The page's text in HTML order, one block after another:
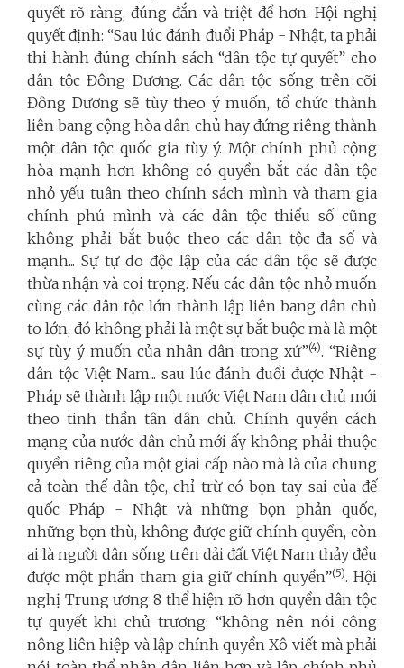
quyết rõ ràng, đúng đắn và triệt để hơn. Hội nghị
quyết định: “Sau lúc đánh đuổi Pháp - Nhật, ta phải
thi hành đúng chính sách “dân tộc tự quyết” cho
dân tộc Đông Dương. Các dân tộc sống trên cõi
Đông Dương sẽ tùy theo ý muốn, tổ chức thành
liên bang cộng hòa dân chủ hay đứng riêng thành
một dân tộc quốc gia tùy ý. Một chính phủ cộng
hòa mạnh hơn không có quyền bắt các dân tộc
nhỏ yếu tuân theo chính sách mình và tham gia
chính phủ mình và các dân tộc thiểu số cũng
không phải bắt buộc theo các dân tộc đa số và
mạnh... Sự tự do độc lập của các dân tộc sẽ được
thừa nhận và coi trọng. Nếu các dân tộc nhỏ muốn
cùng các dân tộc lớn thành lập liên bang dân chủ
to lớn, đó không phải là một sự bắt buộc mà là một
sự tùy ý muốn của nhân dân trong xứ”(4). “Riêng
dân tộc Việt Nam... sau lúc đánh đuổi được Nhật -
Pháp sẽ thành lập một nước Việt Nam dân chủ mới
theo tinh thần tân dân chủ. Chính quyền cách
mạng của nước dân chủ mới ấy không phải thuộc
quyền riêng của một giai cấp nào mà là của chung
cả toàn thể dân tộc, chỉ trừ có bọn tay sai của đế
quốc Pháp - Nhật và những bọn phản quốc,
những bọn thù, không được giữ chính quyền, còn
ai là người dân sống trên dải đất Việt Nam thảy đều
được một phần tham gia giữ chính quyền”(5). Hội
nghị Trung ương 8 thể hiện rõ hơn quyền dân tộc
tự quyết khi chủ trương: “không nên nói công
nông liên hiệp và lập chính quyền Xô viết mà phải